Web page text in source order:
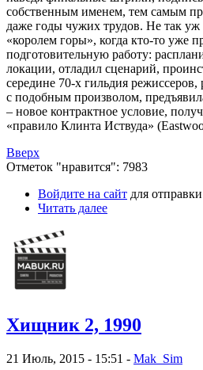
собственным именем, тем самым
даже годы чужих трудов. Не так уж
«королем горы», когда кто-то уже
подготовительную работу:
локации, отладил сценарий,
середине 70-х гильдия
с подобным произволом,
– новое контрактное условие,
«правило Клинта Иствуда»
Вверх
Отметок "нравится": 7983
Войдите на сайт для
Читать далее
Хищник 2, 1990
21 Июль, 2015 - 15:51 - Mak_Sim